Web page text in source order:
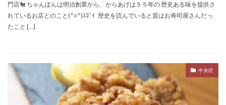
門店🐔 ちゃんぽんは明治創業から、からあげは５５年の 歴史ある味を提供さ
れているお店とのこと(^○^)ｽｺﾞｲ 歴史を読んでいると昔はお寿司屋さんだっ
たこと […]
中央区